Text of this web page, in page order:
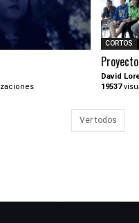
CORTOS
David
19537
Ver todos